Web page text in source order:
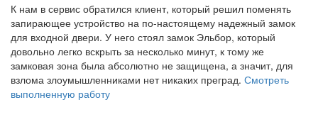
К нам в сервис обратился клиент, который решил поменять
запирающее устройство на по-настоящему надежный замок
для входной двери. У него стоял замок Эльбор, который
довольно легко вскрыть за несколько минут, к тому же
замковая зона была абсолютно не защищена, а значит, для
взлома злоумышленниками нет никаких преград. Смотреть
выполненную работу